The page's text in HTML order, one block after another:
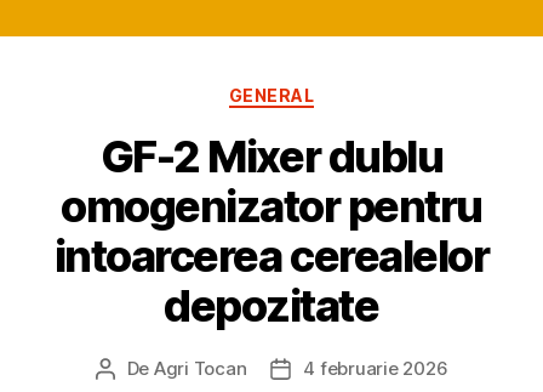
Categorii
GENERAL
GF-2 Mixer dublu
omogenizator pentru
intoarcerea cerealelor
depozitate
Autor
De Agri Tocan
Dată4 februarie 2026